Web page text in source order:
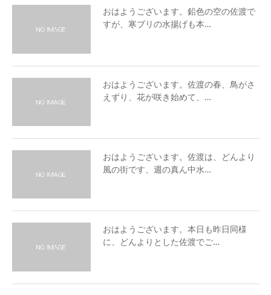
おはようございます。鉛色の空の佐渡で
すが、寒ブリの水揚げも本…
おはようございます。佐渡の春、鳥がさ
えずり、花が咲き始めて、…
おはようございます。佐渡は、どんより
風の街です、週の真ん中水…
おはようございます。本日も昨日同様
に、どんよりとした佐渡でご…